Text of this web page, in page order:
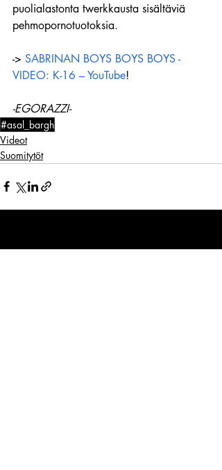
puolialastonta twerkkausta sisältäviä
pehmopornotuotoksia.
-> SABRINAN BOYS BOYS BOYS -
VIDEO: K-16 – YouTube!
-EGORAZZI-
#asal_bargh
Videot
Suomitytöt